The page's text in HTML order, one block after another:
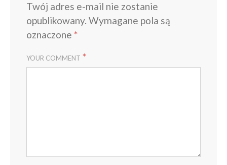
Twój adres e-mail nie zostanie
opublikowany. Wymagane pola są
oznaczone *
YOUR COMMENT *